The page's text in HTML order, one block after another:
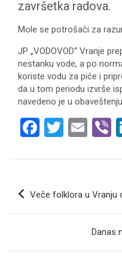
završetka radova.
​Mole se potrošači za
JP „VODOVOD“ Vranje
nestanku vode, a po
koriste vodu za piće i
da u tom periodu izvrše
navedeno je u
F
ce
b
o
T
tt
er
E
ail
Кретање
Veče folklora u Vranju
Danas